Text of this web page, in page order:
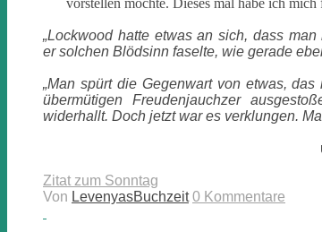
„Lockwood hatte etwas an sich, dass
ersolchen Blödsinn faselte, wie gerade
„Man spürt die Gegenwart von etwas,
übermütigen Freudenjauchzer
widerhallt. Doch jetzt war es verklungen.
Zitat zum Sonntag
Von LevenyasBuchzeit 0 Kommentare